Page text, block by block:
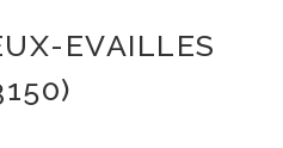
EVAILLES